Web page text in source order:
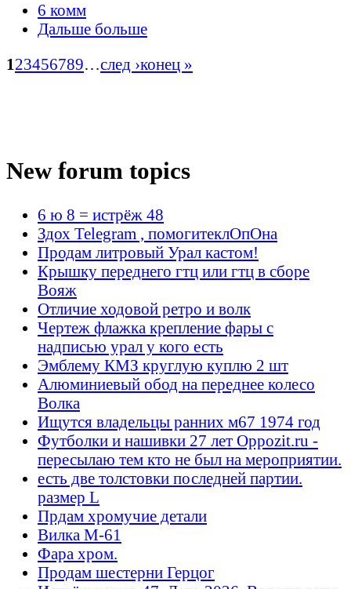
6 комм
Дальше больше
123456789…след ›конец »
New forum topics
6 ю 8 = истрёж 48
Здох Telegram , помогитеклОпОна
Продам литровый Урал кастом!
Крышку переднего гтц или гтц в сборе
Вояж
Отличие ходовой ретро и волк
Чертеж флажка крепление фары с
надписью урал у кого есть
Эмблему КМЗ круглую куплю 2 шт
Алюминиевый обод на переднее колесо
Волка
Ищутся владельцы ранних м67 1974 год
Футболки и нашивки 27 лет Oppozit.ru -
пересылаю тем кто не был на мероприятии.
есть две толстовки последней партии.
размер L
Прдам хромучие детали
Вилка М-61
Фара хром.
Продам шестерни Герцог